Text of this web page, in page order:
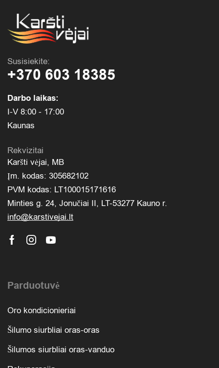
Susisiekite:
+370 603 18385
Darbo laikas:
I-V 8:00 - 17:00
Kaunas
Rekvizitai
Karšti vėjai, MB
Įm. kodas: 305682102
PVM kodas: LT100015171616
Minties g. 24, Jonučiai II, LT-53277 Kauno r.
info@karstivejai.lt
Parduotuvė
Oro kondicionieriai
Šilumo siurbliai oras-oras
Šilumos siurbliai oras-vanduo